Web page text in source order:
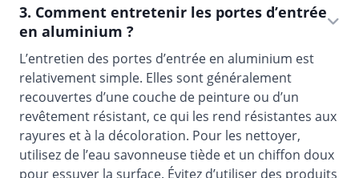
3. Comment entretenir les portes d’entrée
en aluminium ?
L’entretien des portes d’entrée en aluminium est
relativement simple. Elles sont généralement
recouvertes d’une couche de peinture ou d’un
revêtement résistant, ce qui les rend résistantes aux
rayures et à la décoloration. Pour les nettoyer,
utilisez de l’eau savonneuse tiède et un chiffon doux
pour essuyer la surface. Évitez d’utiliser des produits